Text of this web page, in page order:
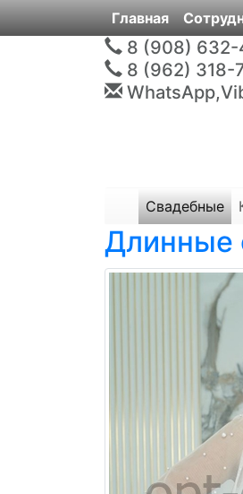
Главная
8 (908)
8 (962) 318-
Свадебные
Длинные